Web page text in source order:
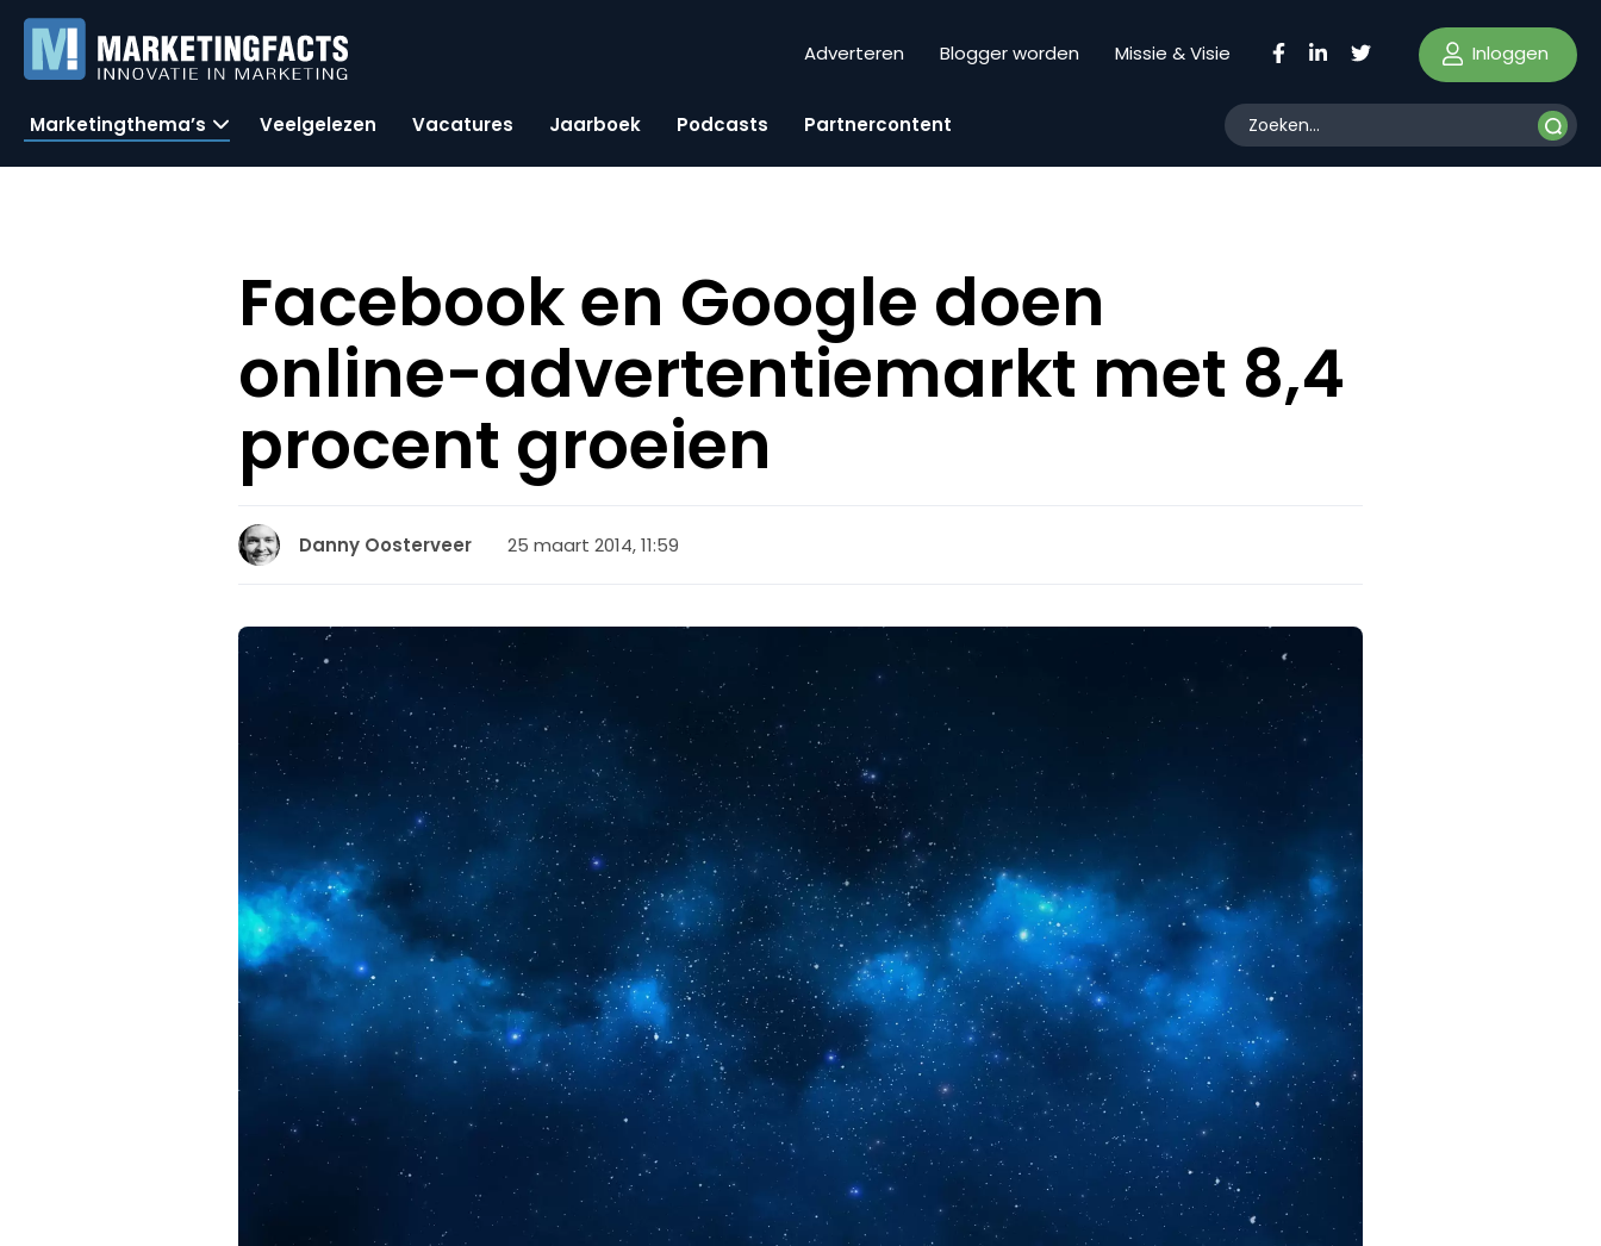
Adverteren Blogger worden Missie & Visie Inloggen
Marketingthema’s Veelgelezen Vacatures Jaarboek Podcasts Partnercontent
Facebook en Google doen
online-advertentiemarkt met 8,4
procent groeien
Danny Oosterveer 25 maart 2014, 11:59